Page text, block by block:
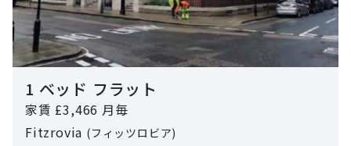
1 ベッド フラット
家賃 £3,466 月毎
Fitzrovia (フィッツロビア)